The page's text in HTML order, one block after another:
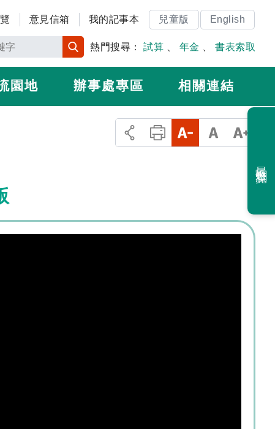
意見信箱 我的記事本 兒童版 English
熱門搜尋： 試算 年金 書表索取
園地 辦事處專區 相關連結